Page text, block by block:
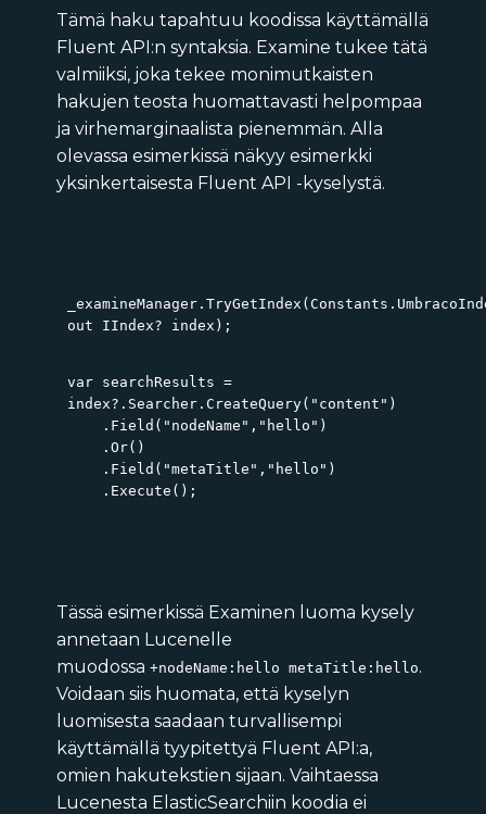
Tämä haku tapahtuu koodissa käyttämällä
Fluent API:n syntaksia. Examine tukee tätä
valmiiksi, joka tekee monimutkaisten
hakujen teosta huomattavasti helpompaa
ja virhemarginaalista pienemmän. Alla
olevassa esimerkissä näkyy esimerkki
yksinkertaisesta Fluent API -kyselystä.
out IIndex? index);
var searchResults =
index?.Searcher.CreateQuery("content")
.Field("nodeName","hello")
.Or()
.Field("metaTitle","hello")
.Execute();
Tässä esimerkissä Examinen luoma kysely
annetaan Lucenelle
muodossa +nodeName:hello metaTitle:hello.
Voidaan siis huomata, että kyselyn
luomisesta saadaan turvallisempi
käyttämällä tyypitettyä Fluent API:a,
omien hakutekstien sijaan. Vaihtaessa
Lucenesta ElasticSearchiin koodia ei